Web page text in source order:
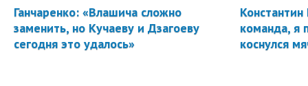
Ганчаренко: «Влашича сложно
заменить, но Кучаеву и Дзагоеву
сегодня это удалось»
Константин
команда, я
коснулся